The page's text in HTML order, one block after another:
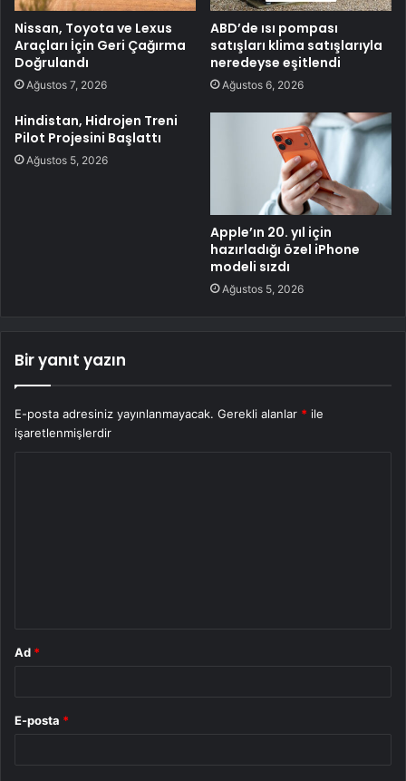
Nissan, Toyota ve Lexus
Araçları İçin Geri Çağırma
Doğrulandı
Ağustos 7, 2026
ABD’de ısı pompası
satışları klima satışlarıyla
neredeyse eşitlendi
Ağustos 6, 2026
Hindistan, Hidrojen Treni
Pilot Projesini Başlattı
Ağustos 5, 2026
Apple’ın 20. yıl için
hazırladığı özel iPhone
modeli sızdı
Ağustos 5, 2026
Bir yanıt yazın
E-posta adresiniz yayınlanmayacak. Gerekli alanlar * ile
işaretlenmişlerdir
Ad *
E-posta *